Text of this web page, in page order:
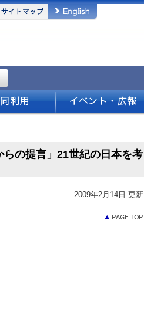
の提言」21世紀の日本を考
2009年2月14日 更新